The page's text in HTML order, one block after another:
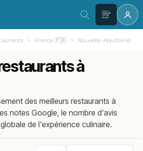
France 🇫🇷 Nouvelle-Aquitaine
à
des meilleurs restaurants à
notes Google, le nombre d'avis
de l'expérience culinaire.